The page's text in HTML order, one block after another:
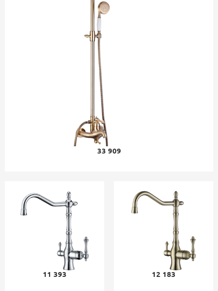
33 909
11 393 12 183